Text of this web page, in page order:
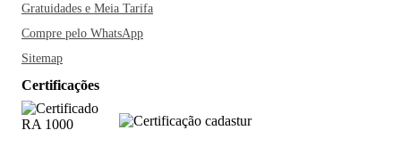
Gratuidades e Meia Tarifa
Compre pelo WhatsApp
Sitemap
Certificações